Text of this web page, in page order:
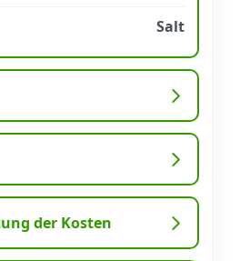
Salt
der Kosten